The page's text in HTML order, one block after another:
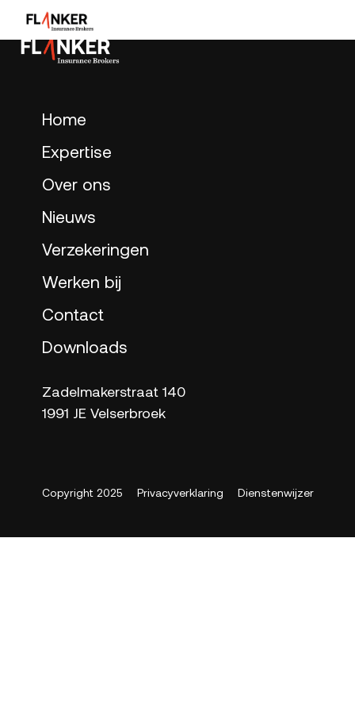
Home
Expertise
Over ons
Nieuws
Verzekeringen
Werken bij
Contact
Downloads
Zadelmakerstraat 140
1991 JE Velserbroek
Copyright 2025 Privacyverklaring Dienstenwijzer